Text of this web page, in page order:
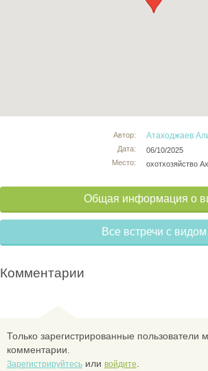
Автор:
Дата:
Место:
Атаходжаев
06/10/2025
охотхозяйство
Общая информация о
Все встречи с видом
Комментарии
Только зарегистрированные пользователи
комментарии.
Зарегистрируйтесь или войдите